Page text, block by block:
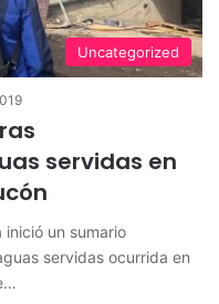
Uncategorized
servidas en
inició un sumario
servidas ocurrida en